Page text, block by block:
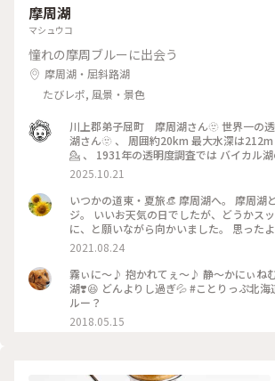
ーの2種類あったから、もちろん両方で作
♪ 周りの人から不思議な目で見られたけど、気にしなーい🤭 2
人で長い戦いに挑んでいる間、隣の席の人
ってた～ヽ(｡>▽<｡)ﾉ 大満足で戦いに勝利したあとは、部屋で
休憩～ヾ(⌒(_˘꒳˘)_ﾊﾞﾀﾝｷｭｰ チェックアウトギリギリまで休ん
で、大満足でホテルを後にしました🏨 #ひみつの絶景北海道 #
ベストトリップ2023 #私のことりっぷ旅 #
✨度が増していて綺麗でした😍 翌日はは朝から再び戦い
っぷ旅 #秋さんぽ#函館 #ひみつの絶景北
機構 #PR
摩周湖
マシュウコ
憧れの摩周ブルーに出会う
摩周湖・屈斜路湖
たびレポ, 風景・景色
川上郡弟子屈町 摩周湖さん🫥 世界一の透明記録がある摩周
湖さん🫥 、 周囲約20km 最大水深は
💁 、 1931年の透明度調査では バイカル湖の40.5メートルをし
のぐ41.6メートルの透明度を記録し世界
、 今は25メートルぐらいみたいですがこ
ていない世界記録らしいです☺️ 、 水底が
む摩周ブルー🩵 風のない日は青さが増す
ビュンでした🌪️🙃🙂🙃 、 水源は雨だけで
くると水を含んでいる外輪山から補充され
変わらないという奇跡のバランスで維持
年前から雨が繰り返し濾過された水で、隔
な生態系から綺麗な水になったのでしょ
年に摩周湖カムイテラスが誕生しました🏠✨ 、 こん
さん🫥 河川法では注ぎ込む川がないので湖
底に樹木が無いので沼ではありません🙅
2025.10.21
いつかの道東・夏旅👒 摩周湖へ。 摩周湖
ジ。 いいお天気の日でしたが、どうかス
に、と願いながら向かいました。 思った
バルトブルーに感激✨✨ 実家には摩周湖の木彫りの古い鍋敷き
があり、父と母が新婚旅行のお土産に買
何も見えなかったと聞いた事があったので
していて。 この綺麗に晴れた摩周湖と空
2021.08.24
霧ぃに〜♪ 抱かれてぇ〜♪ 静〜かにぃねむぅる〜♪ 霧の摩周
湖❣️😆 どんよりし過ぎ💦 #ことりっぷ北海
ルー？
2018.05.15